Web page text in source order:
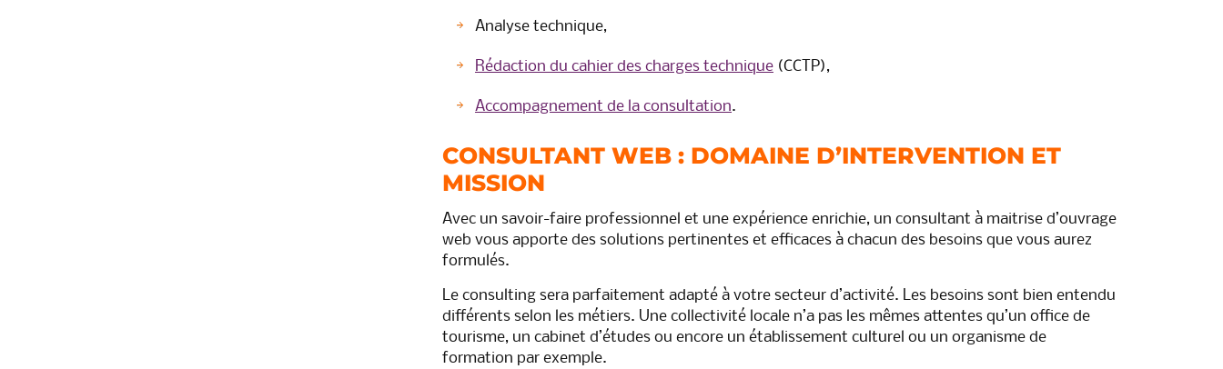
Analyse technique,
Rédaction du cahier des charges technique (CCTP),
Accompagnement de la consultation.
CONSULTANT WEB : DOMAINE D’INTERVENTION ET
MISSION
Avec un savoir-faire professionnel et une expérience enrichie, un consultant à maitrise d’ouvrage
web vous apporte des solutions pertinentes et efficaces à chacun des besoins que vous aurez
formulés.
Le consulting sera parfaitement adapté à votre secteur d’activité. Les besoins sont bien entendu
différents selon les métiers. Une collectivité locale n’a pas les mêmes attentes qu’un office de
tourisme, un cabinet d’études ou encore un établissement culturel ou un organisme de
formation par exemple.